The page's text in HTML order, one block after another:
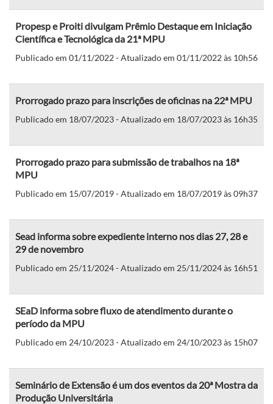
Propesp e Proiti divulgam Prêmio Destaque em Iniciação
Científica e Tecnológica da 21ª MPU
Publicado em 01/11/2022 - Atualizado em 01/11/2022 às 10h56
Prorrogado prazo para inscrições de oficinas na 22ª MPU
Publicado em 18/07/2023 - Atualizado em 18/07/2023 às 16h35
Prorrogado prazo para submissão de trabalhos na 18ª
MPU
Publicado em 15/07/2019 - Atualizado em 18/07/2019 às 09h37
Sead informa sobre expediente interno nos dias 27, 28 e
29 de novembro
Publicado em 25/11/2024 - Atualizado em 25/11/2024 às 16h51
SEaD informa sobre fluxo de atendimento durante o
período da MPU
Publicado em 24/10/2023 - Atualizado em 24/10/2023 às 15h07
Seminário de Extensão é um dos eventos da 20ª Mostra da
Produção Universitária